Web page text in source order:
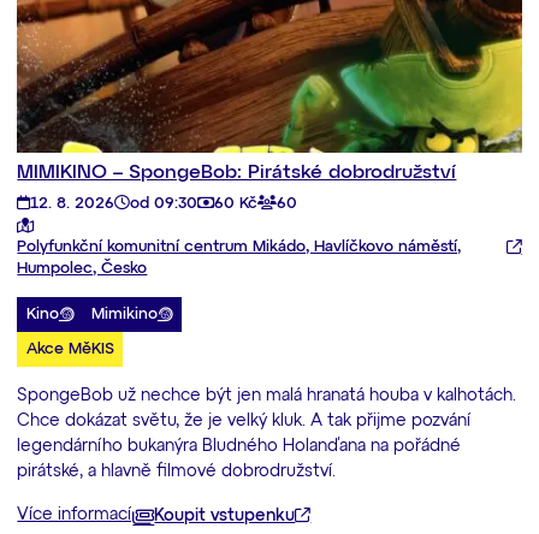
MIMIKINO – SpongeBob: Pirátské dobrodružství
12. 8. 2026 od 09:30 60 Kč 60
Polyfunkční komunitní centrum Mikádo, Havlíčkovo náměstí,
Humpolec, Česko
Kino Mimikino
Akce MěKIS
SpongeBob už nechce být jen malá hranatá houba v kalhotách.
Chce dokázat světu, že je velký kluk. A tak přijme pozvání
legendárního bukanýra Bludného Holanďana na pořádné
pirátské, a hlavně filmové dobrodružství.
Více informací Koupit vstupenku